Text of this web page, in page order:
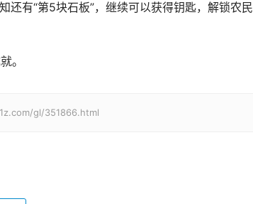
还有“第5块石板”，继续可以获得钥匙，解锁农
。
gl/351866.html